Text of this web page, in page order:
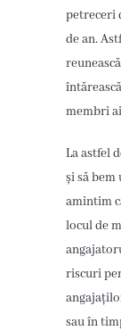
petreceri
de an.
membri
La astfel
și să
amintim
locul de
riscuri
sau în